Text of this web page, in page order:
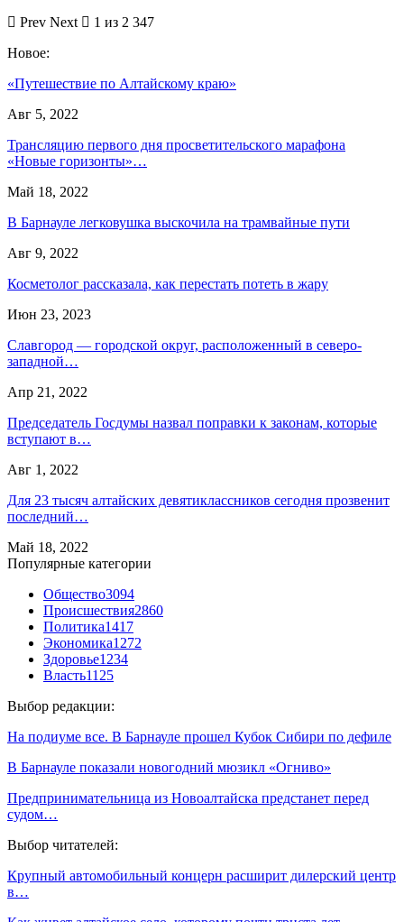
Prev Next
1 из 2 347
Новое:
«Путешествие по Алтайскому краю»
Авг 5, 2022
Трансляцию первого дня просветительского марафона
«Новые горизонты»…
Май 18, 2022
В Барнауле легковушка выскочила на трамвайные пути
Авг 9, 2022
Косметолог рассказала, как перестать потеть в жару
Июн 23, 2023
Славгород — городской округ, расположенный в северо-
западной…
Апр 21, 2022
Председатель Госдумы назвал поправки к законам, которые
вступают в…
Авг 1, 2022
Для 23 тысяч алтайских девятиклассников сегодня прозвенит
последний…
Май 18, 2022
Популярные категории
Общество3094
Происшествия2860
Политика1417
Экономика1272
Здоровье1234
Власть1125
Выбор редакции:
На подиуме все. В Барнауле прошел Кубок Сибири по дефиле
В Барнауле показали новогодний мюзикл «Огниво»
Предпринимательница из Новоалтайска предстанет перед
судом…
Выбор читателей:
Крупный автомобильный концерн расширит дилерский центр
в…